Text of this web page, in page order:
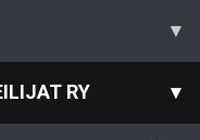
▾
RY ▾